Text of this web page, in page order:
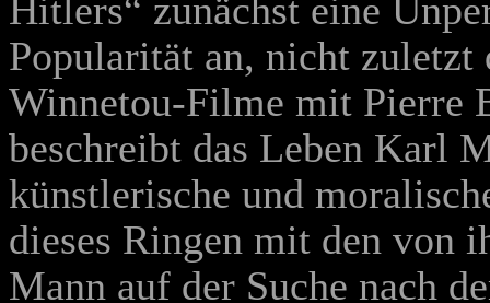
Hitlers“ zunächst eine
Popularität an, nicht
Winnetou-Filme mit Pierre
beschreibt das Leben Karl
künstlerische und
dieses Ringen mit den von
Mann auf der Suche nach